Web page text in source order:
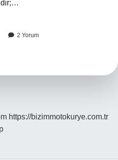
2 Yorum
https://bizimmotokurye.com.tr